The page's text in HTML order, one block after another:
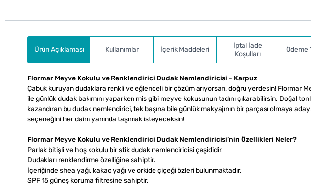
Ürün Açıklaması
Kullanımlar İçerik Maddeleri
İptal İade
Koşulları
Ödeme
Flormar Meyve Kokulu ve Renklendirici Dudak Nemlendiricisi - Karpuz
Çabuk kuruyan dudaklara renkli ve eğlenceli bir çözüm arıyorsan, doğru yerdesin! Flormar
ile günlük dudak bakımını yaparken mis gibi meyve kokusunun tadını çıkarabilirsin. Doğal
kazandıran bu dudak nemlendirici, tek başına bile günlük makyajının bir parçası olmaya
seçeneğini her daim yanında taşımak isteyeceksin!
Flormar Meyve Kokulu ve Renklendirici Dudak Nemlendiricisi’nin Özellikleri Neler?
Parlak bitişli ve hoş kokulu bir stik dudak nemlendiricisi çeşididir.
Dudakları renklendirme özelliğine sahiptir.
İçeriğinde shea yağı, kakao yağı ve orkide çiçeği özleri bulunmaktadır.
SPF 15 güneş koruma filtresine sahiptir.